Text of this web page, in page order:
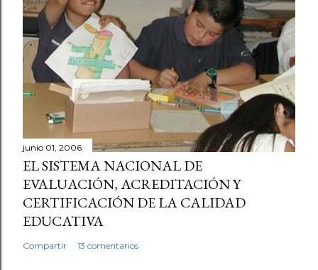
junio 01, 2006
EL SISTEMA NACIONAL DE
EVALUACIÓN, ACREDITACIÓN Y
CERTIFICACIÓN DE LA CALIDAD
EDUCATIVA
Compartir 13 comentarios